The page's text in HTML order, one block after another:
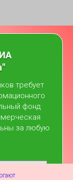
требует
фонд
за любую